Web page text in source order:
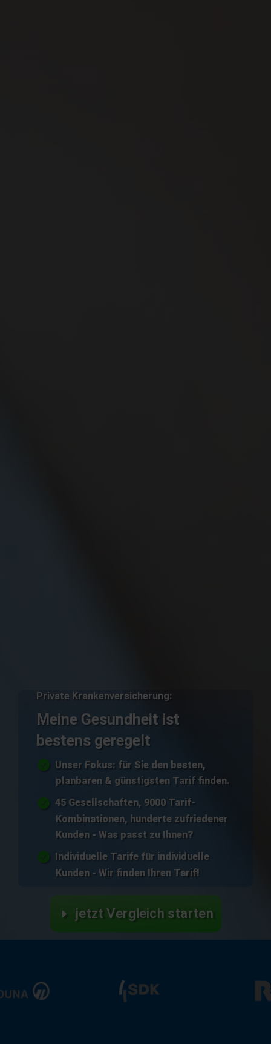
Private Krankenversicherung:
Meine Gesundheit ist
bestens geregelt
Unser Fokus: für Sie den besten,
planbaren & günstigsten Tarif finden.
45 Gesellschaften, 9000 Tarif-
Kombinationen, hunderte zufriedener
Kunden - Was passt zu Ihnen?
Individuelle Tarife für individuelle
Kunden - Wir finden Ihren Tarif!
jetzt Vergleich starten